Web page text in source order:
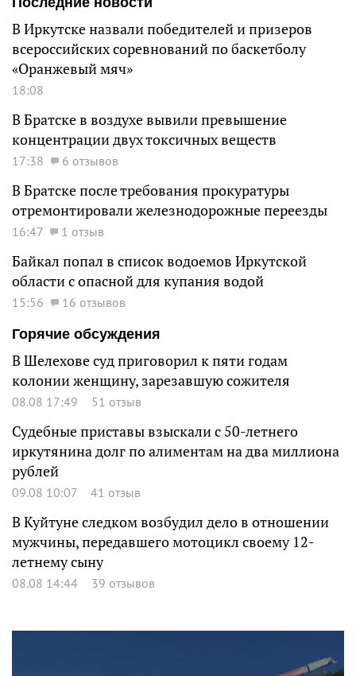
В Иркутске назвали победителей и призеров
всероссийских соревнований по баскетболу
«Оранжевый мяч»
18:08
В Братске в воздухе вывили превышение
концентрации двух токсичных веществ
17:38 6 отзывов
В Братске после требования прокуратуры
отремонтировали железнодорожные переезды
16:47 1 отзыв
Байкал попал в список водоемов Иркутской
области с опасной для купания водой
15:56
16 отзывов
Горячие обсуждения
В Шелехове суд приговорил к пяти годам
колонии женщину, зарезавшую сожителя
08.08 17:49 51 отзыв
Судебные приставы взыскали с 50-летнего
иркутянина долг по алиментам на два миллиона
рублей
09.08 10:07 41 отзыв
В Куйтуне следком возбудил дело в отношении
мужчины, передавшего мотоцикл своему 12-
летнему сыну
08.08 14:44 39 отзывов